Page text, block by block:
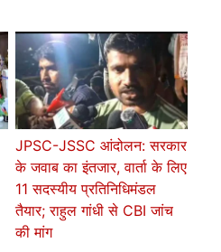
JPSC-JSSC आंदोलन: सरकार
के जवाब का इंतजार, वार्ता के लिए
11 सदस्यीय प्रतिनिधिमंडल
तैयार; राहुल गांधी से CBI जांच
की मांग